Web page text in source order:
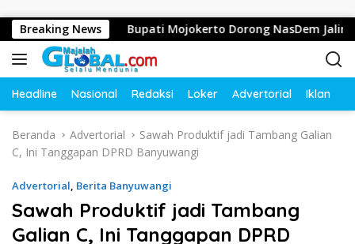
Breaking NewsBupati Mojokerto Dorong NasDem Jalin Kerja
Headline Nasional Redaksi Loker Advertorial Iklan
Beranda Advertorial
Sawah Produktif jadi Tambang Galian
C, Ini Tanggapan DPRD Banyuwangi
Advertorial, Berita Banyuwangi
Sawah Produktif jadi Tambang
Galian C, Ini Tanggapan DPRD